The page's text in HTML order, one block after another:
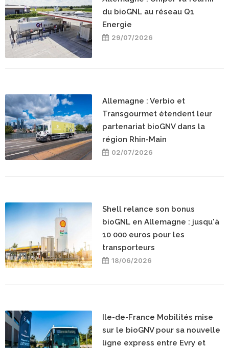
du bioGNL au réseau Q1
Energie
29/07/2026
Allemagne : Verbio et
Transgourmet étendent leur
partenariat bioGNV dans la
région Rhin-Main
02/07/2026
Shell relance son bonus
bioGNL en Allemagne : jusqu'à
10 000 euros pour les
transporteurs
18/06/2026
Ile-de-France Mobilités mise
sur le bioGNV pour sa nouvelle
ligne express entre Evry et